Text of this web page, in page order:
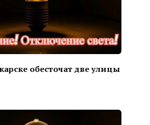
обесточат две улицы